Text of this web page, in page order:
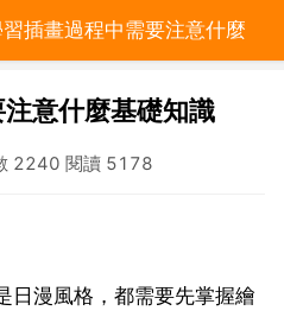
插畫過程中需要注意什麼
意什麼基礎知識
2240 閱讀 5178
日漫風格，都需要先掌握繪